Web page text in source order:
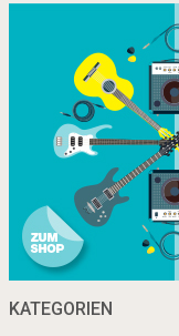
KATEGORIEN